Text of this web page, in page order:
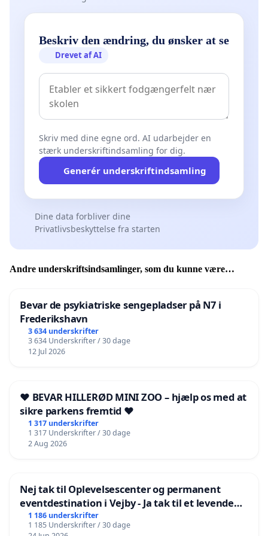
Beskriv den ændring, du ønsker at se
Drevet af AI
Skriv med dine egne ord. AI udarbejder en
stærk underskriftindsamling for dig.
Generér underskriftindsamling
Dine data forbliver dine
Privatlivsbeskyttelse fra starten
Andre underskriftsindsamlinger, som du kunne være
Bevar de psykiatriske sengepladser på N7 i
Frederikshavn
3 634 underskrifter
3 634 Underskrifter / 30 dage
12 Jul 2026
❤️ BEVAR HILLERØD MINI ZOO – hjælp os med at
sikre parkens fremtid ❤️
1 317 underskrifter
1 317 Underskrifter / 30 dage
2 Aug 2026
Nej tak til Oplevelsescenter og permanent
eventdestination i Vejby - Ja tak til et levende
lokalområde i balance
1 186 underskrifter
1 185 Underskrifter / 30 dage